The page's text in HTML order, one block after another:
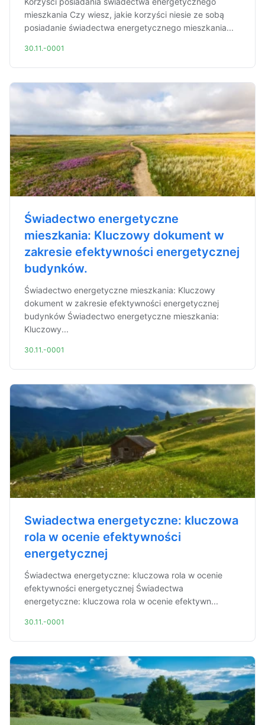
mieszkania Czy wiesz, jakie korzyści niesie ze sobą
posiadanie świadectwa energetycznego mieszkania...
30.11.-0001
Świadectwo energetyczne
mieszkania: Kluczowy dokument w
zakresie efektywności energetycznej
budynków.
Świadectwo energetyczne mieszkania: Kluczowy
dokument w zakresie efektywności energetycznej
budynków Świadectwo energetyczne mieszkania:
Kluczowy...
30.11.-0001
Swiadectwa energetyczne: kluczowa
rola w ocenie efektywności
energetycznej
Świadectwa energetyczne: kluczowa rola w ocenie
efektywności energetycznej Świadectwa
energetyczne: kluczowa rola w ocenie efektywn...
30.11.-0001